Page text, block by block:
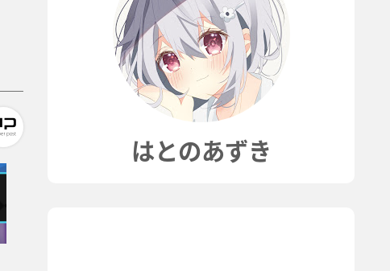
はとのあずき